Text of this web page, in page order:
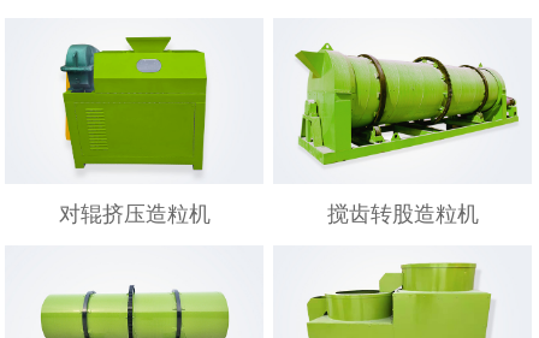
对辊挤压造粒机 搅齿转股造粒机